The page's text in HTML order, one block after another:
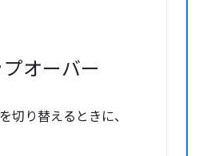
オーバー
切り替えるときに、